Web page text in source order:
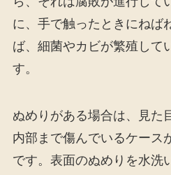
に、手で触ったときにねば
ば、細菌やカビが繁殖して
す。
ぬめりがある場合は、見た
内部まで傷んでいるケース
です。表面のぬめりを水洗